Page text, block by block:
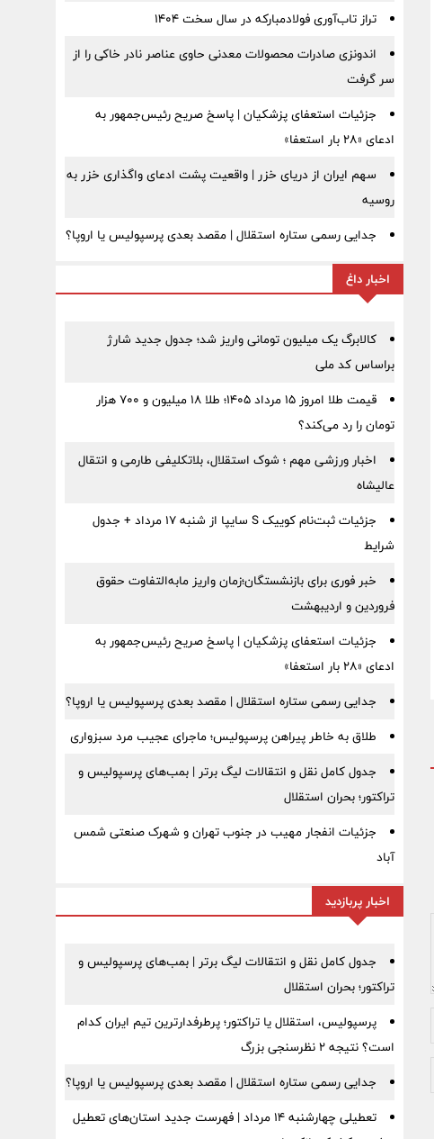
تراز تاب‌آوری فولادمبارکه در سال سخت ۱۴۰۴
اندونزی صادرات محصولات معدنی حاوی عناصر نادر خاکی را از
سر گرفت
جزئیات استعفای پزشکیان | پاسخ صریح رئیس‌جمهور به
ادعای «۲۸ بار استعفا»
سهم ایران از دریای خزر | واقعیت پشت ادعای واگذاری خزر به
روسیه
جدایی رسمی ستاره استقلال | مقصد بعدی پرسپولیس یا اروپا؟
اخبار داغ
کالابرگ یک میلیون تومانی واریز شد؛ جدول جدید شارژ
براساس کد ملی
قیمت طلا امروز ۱۵ مرداد ۱۴۰۵؛ طلا ۱۸ میلیون و ۷۰۰ هزار
تومان را رد می‌کند؟
اخبار ورزشی مهم ؛ شوک استقلال، بلاتکلیفی طارمی و انتقال
عالیشاه
جزئیات ثبت‌نام کوییک S سایپا از شنبه ۱۷ مرداد + جدول
شرایط
خبر فوری برای بازنشستگان؛زمان واریز مابه‌التفاوت حقوق
فروردین و اردیبهشت
جزئیات استعفای پزشکیان | پاسخ صریح رئیس‌جمهور به
ادعای «۲۸ بار استعفا»
جدایی رسمی ستاره استقلال | مقصد بعدی پرسپولیس یا اروپا؟
طلاق به خاطر پیراهن پرسپولیس؛ ماجرای عجیب مرد سبزواری
جدول کامل نقل و انتقالات لیگ برتر | بمب‌های پرسپولیس و
تراکتور؛ بحران استقلال
جزئیات انفجار مهیب در جنوب تهران و شهرک صنعتی شمس
آباد
اخبار پربازدید
جدول کامل نقل و انتقالات لیگ برتر | بمب‌های پرسپولیس و
تراکتور؛ بحران استقلال
پرسپولیس، استقلال یا تراکتور؛ پرطرفدارترین تیم ایران کدام
است؟ نتیجه ۲ نظرسنجی بزرگ
جدایی رسمی ستاره استقلال | مقصد بعدی پرسپولیس یا اروپا؟
تعطیلی چهارشنبه ۱۴ مرداد | فهرست جدید استان‌های تعطیل